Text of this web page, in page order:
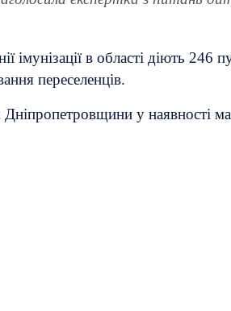
імунізації в області діють
переселенців.
у наявності